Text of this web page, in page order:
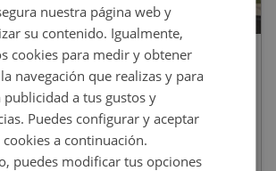
En BETOLAZA, 62, Bilbao
nuestra página web y
su contenido. Igualmente,
cookies para medir y obtener
navegación que realizas y para
publicidad a tus gustos y
Puedes configurar y aceptar
cookies a continuación.
puedes modificar tus opciones